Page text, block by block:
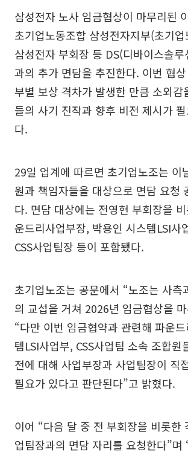
삼성전자 노사 임금협상이 마무리된
초기업노동조합 삼성전자지부(초기
삼성전자 부회장 등 DS(디바이스솔
과의 추가 면담을 추진한다. 이번 협
부별 보상 격차가 발생한 만큼 소외감
들의 사기 진작과 향후 비전 제시가
다.
29일 업계에 따르면 초기업노조는 이
원과 책임자들을 대상으로 면담 요청
다. 면담 대상에는 전영현 부회장을
운드리사업부장, 박용인 시스템LSI사
CSS사업팀장 등이 포함됐다.
초기업노조는 공문에서 “노조는 사측
의 교섭을 거쳐 2026년 임금협상을
“다만 이번 임금협약과 관련해 파운
템LSI사업부, CSS사업팀 소속 조합원
전에 대해 사업부장과 사업팀장이 직
필요가 있다고 판단된다”고 밝혔다.
이어 “다음 달 중 전 부회장을 비롯한
업팀장과의 면담 자리를 요청한다”며